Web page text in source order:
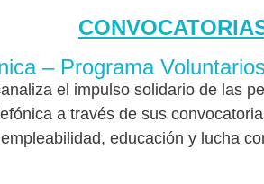
– Programa
el impulso solidario de las
a través de sus
educación y lucha